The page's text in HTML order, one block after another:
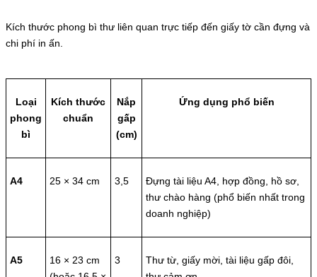
Kích thước phong bì thư liên quan trực tiếp đến giấy tờ cần đựng và
chi phí in ấn.
Loại
phong
bì
Kích thước
chuẩn
Nắp
gấp
(cm)
Ứng dụng phổ biến
A4 25 × 34 cm 3,5
Đựng tài liệu A4, hợp đồng, hồ sơ,
thư chào hàng (phổ biến nhất trong
doanh nghiệp)
A5
16 × 23 cm
3
Thư từ, giấy mời, tài liệu gấp đôi,